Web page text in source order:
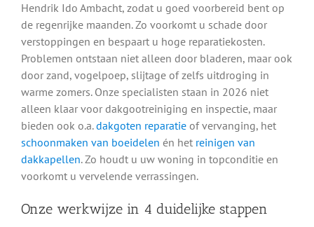
Hendrik Ido Ambacht, zodat u goed voorbereid bent op
de regenrijke maanden. Zo voorkomt u schade door
verstoppingen en bespaart u hoge reparatiekosten.
Problemen ontstaan niet alleen door bladeren, maar ook
door zand, vogelpoep, slijtage of zelfs uitdroging in
warme zomers. Onze specialisten staan in 2026 niet
alleen klaar voor dakgootreiniging en inspectie, maar
bieden ook o.a.dakgoten reparatieof vervanging, het
schoonmaken van boeidelen én het reinigen van
dakkapellen. Zo houdt u uw woning in topconditie en
voorkomt u vervelende verrassingen.
Onze werkwijze in 4 duidelijke stappen